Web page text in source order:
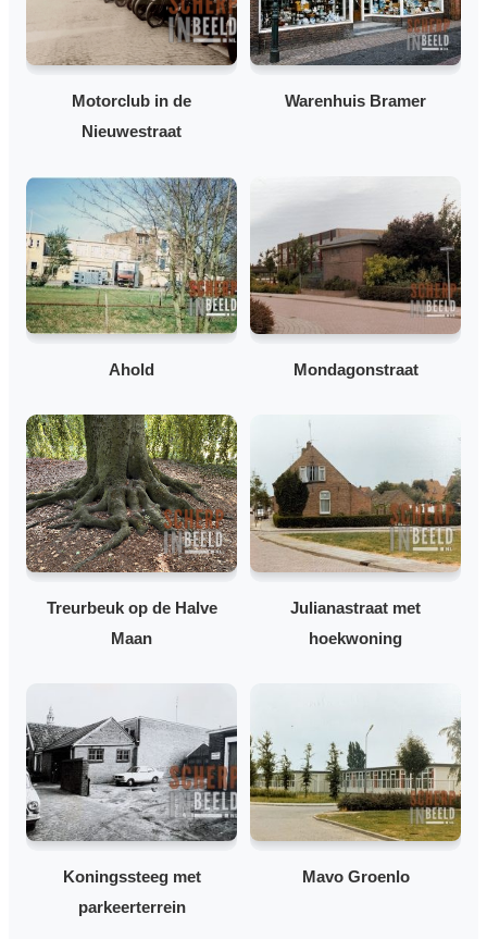
Motorclub in de
Nieuwestraat
Warenhuis Bramer
Ahold Mondagonstraat
Treurbeuk op de Halve
Maan
Julianastraat met
hoekwoning
Koningssteeg met
parkeerterrein
Mavo Groenlo